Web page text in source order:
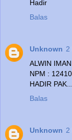
Hadir
Balas
Unknown 2
ALWIN IMAN
NPM :
HADIR
Balas
Unknown 2